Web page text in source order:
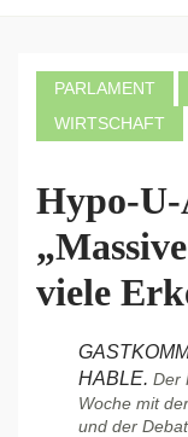
PARLAMENT
WIRTSCHAFT
Hypo-U-
viele
HABLE. Der
Woche mit
und der